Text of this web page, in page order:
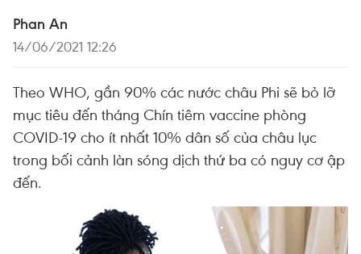
Phan An
14/06/2021 12:26
Theo WHO, gần 90% các nước châu Phi sẽ bỏ lỡ
mục tiêu đến tháng Chín tiêm vaccine phòng
COVID-19 cho ít nhất 10% dân số của châu lục
trong bối cảnh làn sóng dịch thứ ba có nguy cơ ập
đến.